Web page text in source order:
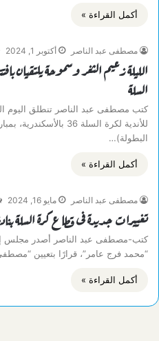
أكمل القراءة »
مصطفى عبد الناصر أكتوبر 1, 2024
الليلة زعيم الثغر وسموحة يلتقيان
السلة
كتب مصطفى عبد الناصر تنطلق اليوم
للأندية لكرة السلة 36
البطولة)…
أكمل القراءة »
مصطفى عبد الناصر مايو 16, 2024
تغييرات جديدة فى قطاع كرة السلة
كتب-مصطفى عبد الناصر أصدر مجلس
“محمد فرج عامر”، قرارًا بتعيين
أكمل القراءة »